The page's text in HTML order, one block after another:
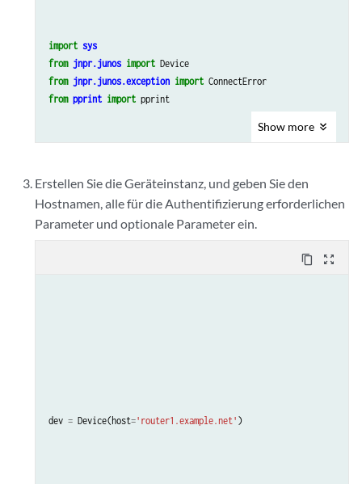
import sys
from jnpr.junos import Device
from jnpr.junos.exception import ConnectError
from pprint import pprint
Show more
Erstellen Sie die Geräteinstanz, und geben Sie den
Hostnamen, alle für die Authentifizierung erforderlichen
Parameter und optionale Parameter ein.
content_copy zoom_out_map
dev = Device(host='router1.example.net' )